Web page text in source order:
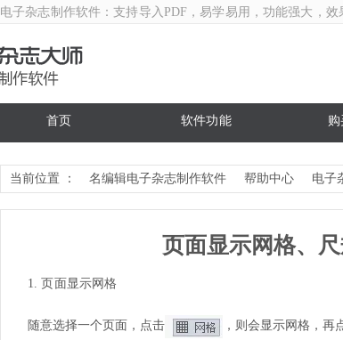
电子杂志制作软件 ：支持导入PDF，易学易用，功能强大，效
首页 软件功能
当前位置 ： 名编辑电子杂志制作软件 帮助中心 电子
页面显示网格、尺
1. 页面显示网格
随意选择一个页面，点击 ，则会显示网格，再